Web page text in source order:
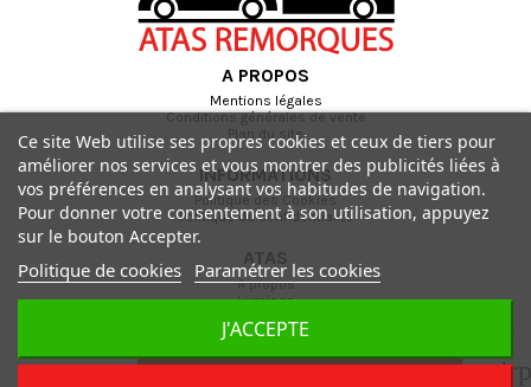
Ajouter au panier
A PROPOS
Mentions légales
Conditions générales de vente
Plan du site
INFORMATIONS
Politique des Cookies
Politique de confidentialité
ATAS
A propos
Livraison
Contactez-nous
Ce site Web utilise ses propres cookies et ceux de tiers pour
améliorer nos services et vous montrer des publicités liées à
vos préférences en analysant vos habitudes de navigation.
Pour donner votre consentement à son utilisation, appuyez
sur le bouton Accepter.
Politique de cookies Paramétrer les cookies
J'ACCEPTE